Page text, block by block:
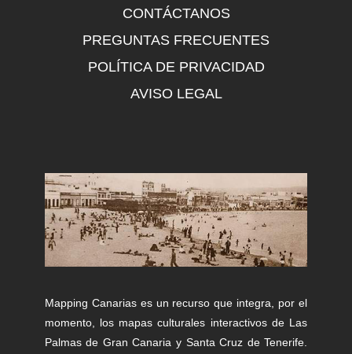
CONTÁCTANOS
PREGUNTAS FRECUENTES
POLÍTICA DE PRIVACIDAD
AVISO LEGAL
Mapping Canarias es un recurso que integra, por el
momento, los mapas culturales interactivos de Las
Palmas de Gran Canaria y Santa Cruz de Tenerife.